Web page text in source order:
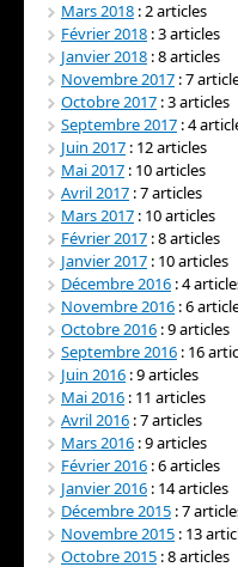
Mars 2018 : 2 articles
Février 2018 : 3 articles
Janvier 2018 : 8 articles
Novembre 2017 : 7
Octobre 2017 : 3 articles
Septembre 2017 : 4
Juin 2017 : 12 articles
Mai 2017 : 10 articles
Avril 2017 : 7 articles
Mars 2017 : 10 articles
Février 2017 : 8 articles
Janvier 2017 : 10 articles
Décembre 2016 : 4
Novembre 2016 : 6
Octobre 2016 : 9 articles
Septembre 2016 : 16
Juin 2016 : 9 articles
Mai 2016 : 11 articles
Avril 2016 : 7 articles
Mars 2016 : 9 articles
Février 2016 : 6 articles
Janvier 2016 : 14 articles
Décembre 2015 : 7
Novembre 2015 : 13
Octobre 2015 : 8 articles